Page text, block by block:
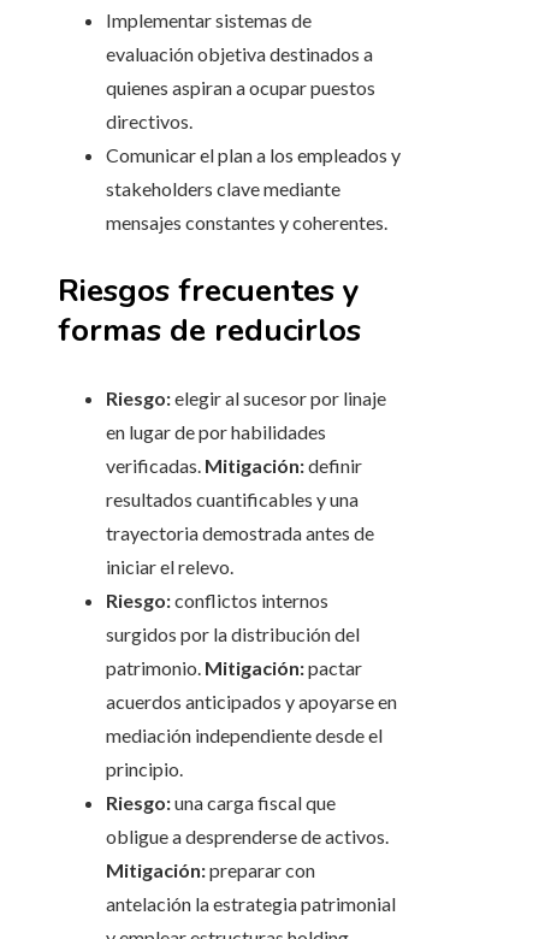
Implementar sistemas de
evaluación objetiva destinados a
quienes aspiran a ocupar puestos
directivos.
Comunicar el plan a los empleados y
stakeholders clave mediante
mensajes constantes y coherentes.
Riesgos frecuentes y
formas de reducirlos
Riesgo:elegir al sucesor por linaje
en lugar de por habilidades
verificadas. Mitigación:definir
resultados cuantificables y una
trayectoria demostrada antes de
iniciar el relevo.
Riesgo:conflictos internos
surgidos por la distribución del
patrimonio. Mitigación:pactar
acuerdos anticipados y apoyarse en
mediación independiente desde el
principio.
Riesgo:una carga fiscal que
obligue a desprenderse de activos.
Mitigación:preparar con
antelación la estrategia patrimonial